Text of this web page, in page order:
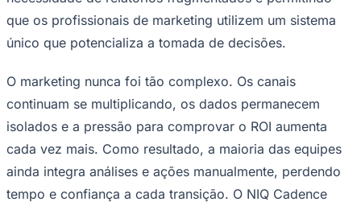
Goiás
recomendações claras e impacto mensurável.”
Um novo sistema operacional para a eficácia do
O NIQ Cadence foi desenvolvido para líderes de
marketing responsáveis ​​pelo crescimento, equipes de
análise que gerenciam ecossistemas de dados
complexos e organizações que desejam acelerar as
decisões sem adicionar complexidade operacional.